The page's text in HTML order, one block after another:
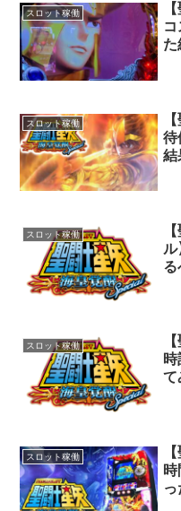
スロット稼働
た
スロット稼働
待
結
スロット稼働
ル
る
スロット稼働
時
て
スロット稼働